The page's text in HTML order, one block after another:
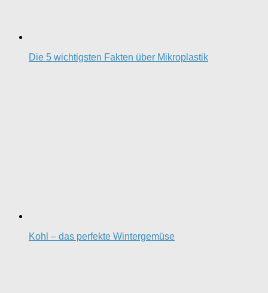
Die 5 wichtigsten Fakten über Mikroplastik
Kohl – das perfekte Wintergemüse